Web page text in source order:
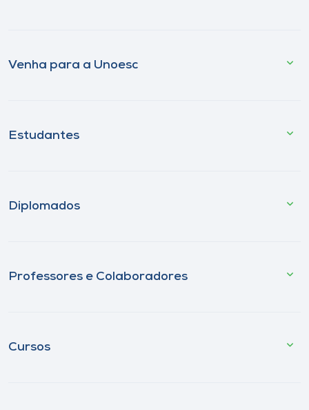
Venha para a Unoesc
Estudantes
Diplomados
Professores e Colaboradores
Cursos